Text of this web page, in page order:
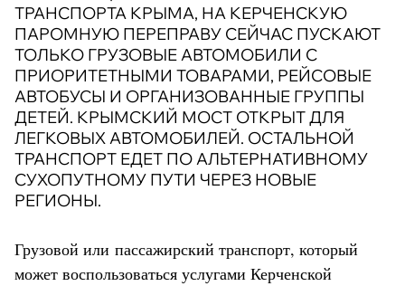
ТРАНСПОРТА КРЫМА, НА КЕРЧЕНСКУЮ
ПАРОМНУЮ ПЕРЕПРАВУ СЕЙЧАС ПУСКАЮТ
ТОЛЬКО ГРУЗОВЫЕ АВТОМОБИЛИ С
ПРИОРИТЕТНЫМИ ТОВАРАМИ, РЕЙСОВЫЕ
АВТОБУСЫ И ОРГАНИЗОВАННЫЕ ГРУППЫ
ДЕТЕЙ. КРЫМСКИЙ МОСТ ОТКРЫТ ДЛЯ
ЛЕГКОВЫХ АВТОМОБИЛЕЙ. ОСТАЛЬНОЙ
ТРАНСПОРТ ЕДЕТ ПО АЛЬТЕРНАТИВНОМУ
СУХОПУТНОМУ ПУТИ ЧЕРЕЗ НОВЫЕ
РЕГИОНЫ.
Грузовой или пассажирский транспорт, который
может воспользоваться услугами Керченской